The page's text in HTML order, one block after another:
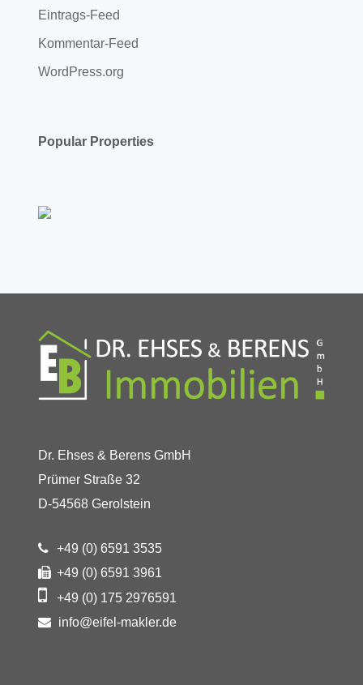
Eintrags-Feed
Kommentar-Feed
WordPress.org
Popular Properties
Dr. Ehses & Berens GmbH
Prümer Straße 32
D-54568 Gerolstein
+49 (0) 6591 3535
+49 (0) 6591 3961
+49 (0) 175 2976591
info@eifel-makler.de